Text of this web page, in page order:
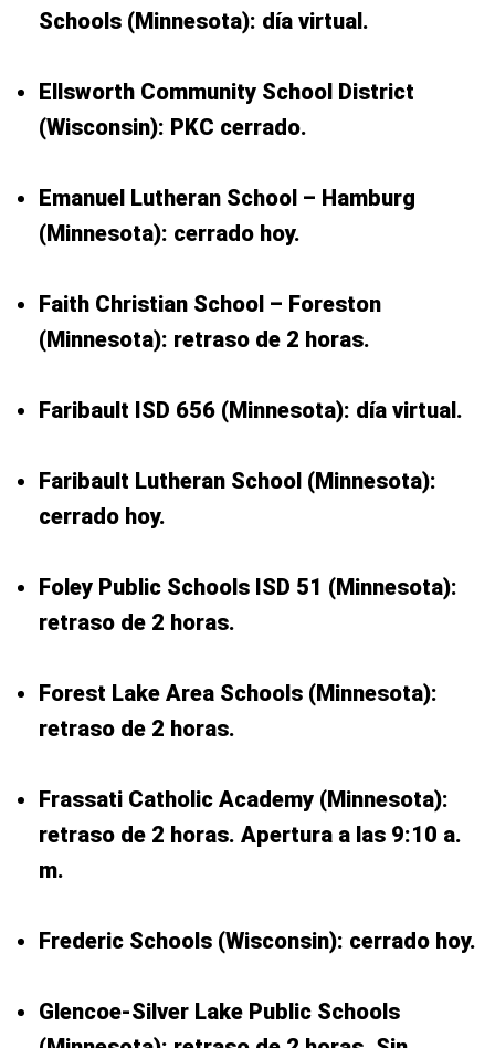
Schools (Minnesota): día virtual.
Ellsworth Community School District
(Wisconsin): PKC cerrado.
Emanuel Lutheran School – Hamburg
(Minnesota): cerrado hoy.
Faith Christian School – Foreston
(Minnesota): retraso de 2 horas.
Faribault ISD 656 (Minnesota): día virtual.
Faribault Lutheran School (Minnesota):
cerrado hoy.
Foley Public Schools ISD 51 (Minnesota):
retraso de 2 horas.
Forest Lake Area Schools (Minnesota):
retraso de 2 horas.
Frassati Catholic Academy (Minnesota):
retraso de 2 horas. Apertura a las 9:10 a.
m.
Frederic Schools (Wisconsin): cerrado hoy.
Glencoe-Silver Lake Public Schools